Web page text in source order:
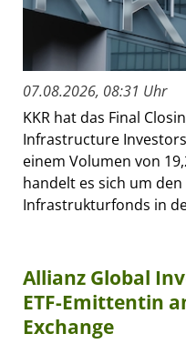
07.08.2026, 08:31 Uhr
KKR hat das Final
Infrastructure
einem Volumen von
handelt es sich um
Infrastrukturfonds in
Allianz Global
ETF-Emittentin
Exchange